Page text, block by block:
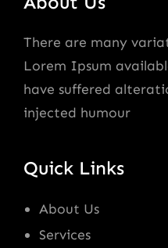
There are many
Lorem Ipsum
have suffered
injected humour
Quick Links
About Us
Services